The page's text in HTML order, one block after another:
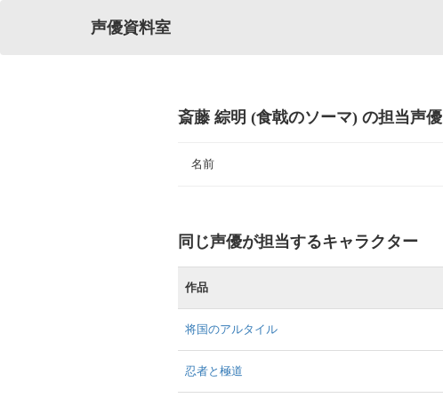
声優資料室
斎藤 綜明 (食戟のソーマ) の担当声優
名前
同じ声優が担当するキャラクター
作品
将国のアルタイル
忍者と極道